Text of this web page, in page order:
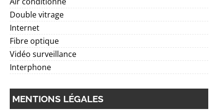
Double vitrage
Internet
Fibre optique
Vidéo surveillance
Interphone
MENTIONS LÉGALES